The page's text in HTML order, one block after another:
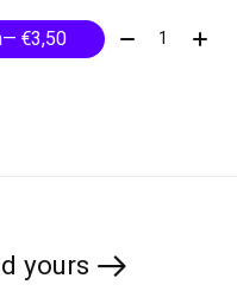
— €3,50 Aantal:
yours